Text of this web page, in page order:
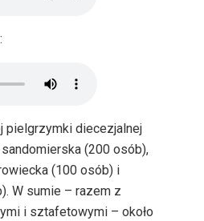
pielgrzymki diecezjalnej
(200 osób),
(100 osób) i
W sumie – razem z
i sztafetowymi – około